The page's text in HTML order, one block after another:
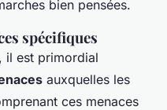
bien pensées.
spécifiques
il est primordial
auxquelles les
ces menaces